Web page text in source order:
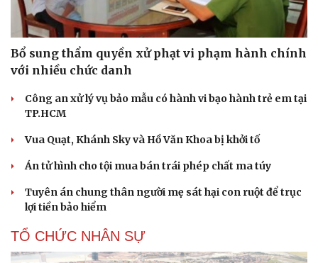
Bổ sung thẩm quyền xử phạt vi phạm hành chính
với nhiều chức danh
Công an xử lý vụ bảo mẫu có hành vi bạo hành trẻ em tại
TP.HCM
Vua Quạt, Khánh Sky và Hồ Văn Khoa bị khởi tố
Án tử hình cho tội mua bán trái phép chất ma túy
Tuyên án chung thân người mẹ sát hại con ruột để trục
lợi tiền bảo hiểm
TỔ CHỨC NHÂN SỰ